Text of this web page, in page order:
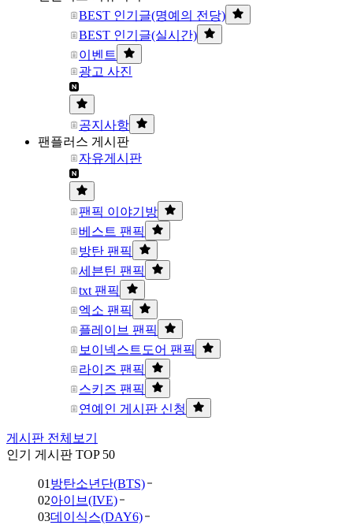
BEST 인기글(명예의 전당)
BEST 인기글(실시간)
이벤트
광고 사진
공지사항
팬플러스 게시판
자유게시판
팬픽 이야기방
베스트 팬픽
방탄 팬픽
세븐틴 팬픽
txt 팬픽
엑소 팬픽
플레이브 팬픽
보이넥스트도어 팬픽
라이즈 팬픽
스키즈 팬픽
연예인 게시판 신청
게시판 전체보기
인기 게시판 TOP 50
01 방탄소년단(BTS)
02아이브(IVE)
03데이식스(DAY6)